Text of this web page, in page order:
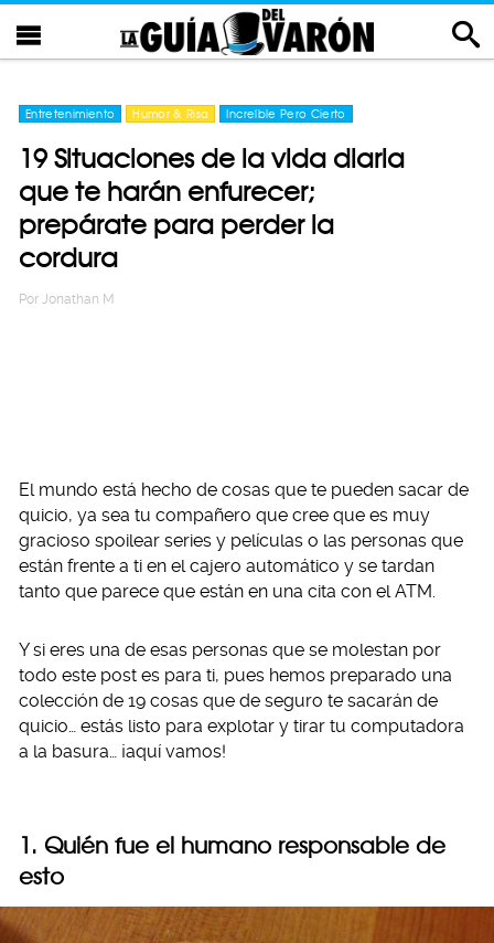
Entretenimiento Humor & Risa Increíble Pero Cierto
19 Situaciones de la vida diaria
que te harán enfurecer;
prepárate para perder la
cordura
Por Jonathan M
El mundo está hecho de cosas que te pueden sacar de
quicio, ya sea tu compañero que cree que es muy
gracioso spoilear series y películas o las personas que
están frente a ti en el cajero automático y se tardan
tanto que parece que están en una cita con el ATM.
Y si eres una de esas personas que se molestan por
todo este post es para ti, pues hemos preparado una
colección de 19 cosas que de seguro te sacarán de
quicio… estás listo para explotar y tirar tu computadora
a la basura… ¡aquí vamos!
1. Quién fue el humano responsable de
esto